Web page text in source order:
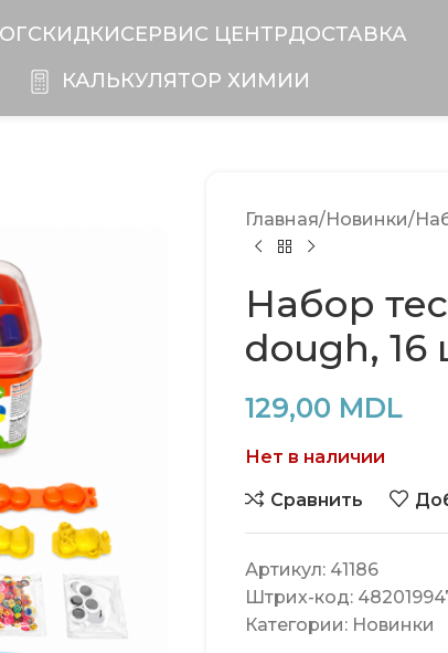
СКИДКИCЕРВИС ЦЕНТРДОСТАВКА
КАЛЬКУЛЯТОР ХИМИИ
Главная Новинки
Набор
dough, 16
129,00 MDL
Нет в наличии
Сравнить
Артикул: 41186
Штрих-код:
Категории: Новинки